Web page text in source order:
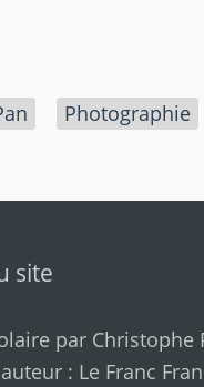
Photographie
site
par Christophe
: Le Franc